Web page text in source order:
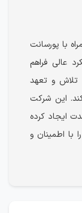
با پورسانت
عالی فراهم
تلاش و تعهد
این شرکت
ایجاد کرده
با اطمینان و